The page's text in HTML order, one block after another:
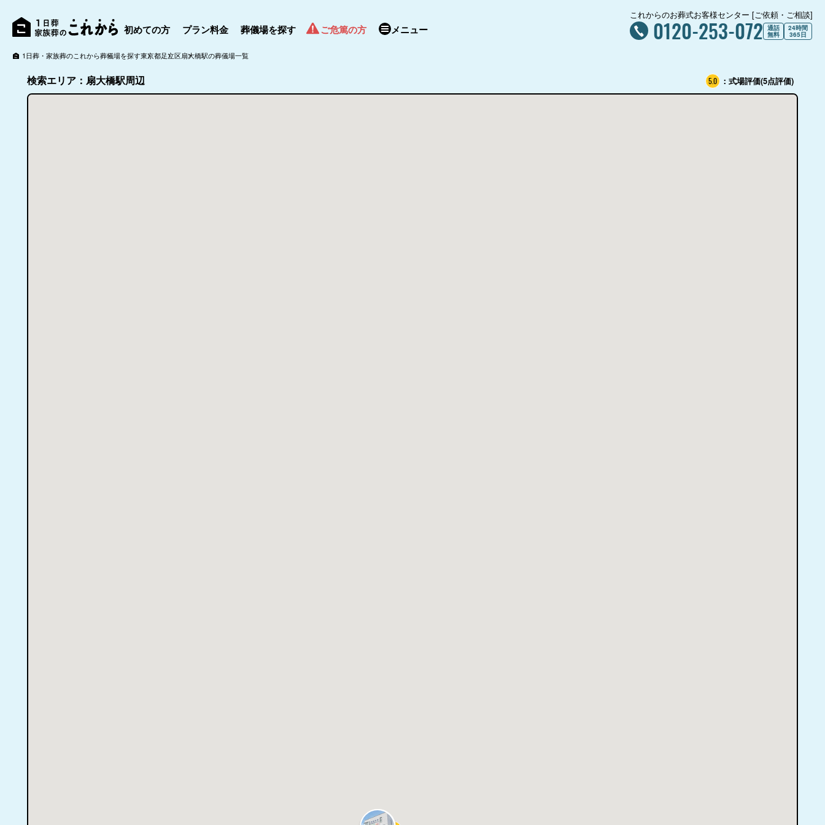
初めての方 プラン料金 葬儀場を探す ご危篤の方 メニュー
これからのお葬式お客様センター [ご依頼・ご相談]
0120-253-072 通話
無料
24時間
365日
1日葬・家族葬のこれから葬儀場を探す東京都足立区扇大橋駅の葬儀場一覧
検索エリア：扇大橋駅周辺 5.0 ：式場評価(5点評価)